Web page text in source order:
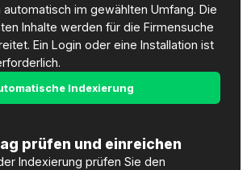
automatisch im gewählten Umfang. Die
Inhalte werden für die Firmensuche
Ein Login oder eine Installation ist
Indexierung
prüfen und einreichen
Indexierung prüfen Sie den